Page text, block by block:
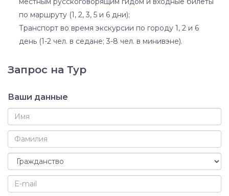
по маршруту (1, 2, 3, 5 и 6 дни);
Транспорт во время экскурсии по городу 1, 2 и 6
день (1-2 чел. в седане; 3-8 чел. в минивэне).
Запрос на Тур
Ваши данные